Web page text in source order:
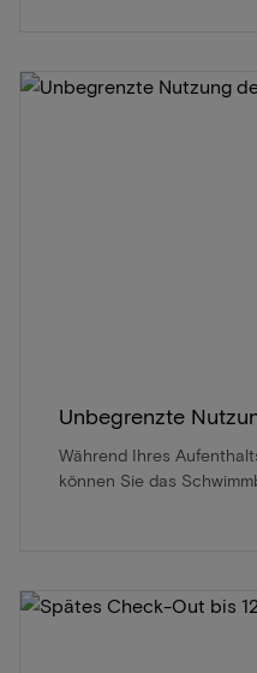
Unbegrenzte
Während Ihres
können Sie das